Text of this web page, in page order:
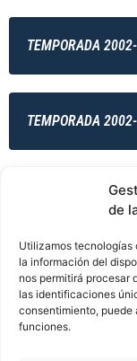
de
Utilizamos tecnologías
la información del
nos permitirá procesar
las identificaciones
consentimiento,
funciones.
TEMPORADA
TEMPORADA
TEMPORADA
TEMPORADA